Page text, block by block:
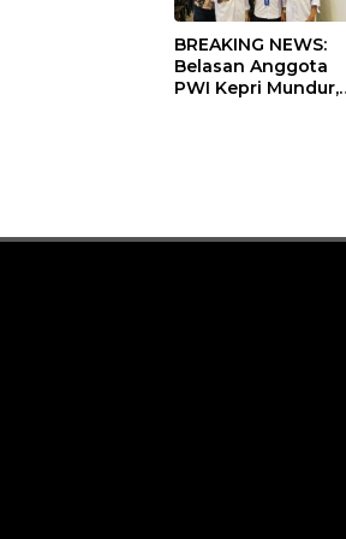
BREAKING NEWS:
Belasan Anggota
PWI Kepri Mundur,